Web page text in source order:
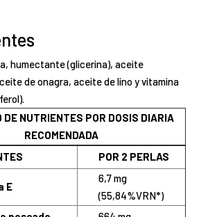
humectante (glicerina), aceite
de onagra, aceite de lino y vitamina
DE NUTRIENTES POR DOSIS DIARIA
RECOMENDADA
POR 2 PERLAS
E
6,7 mg
(55,84%VRN*)